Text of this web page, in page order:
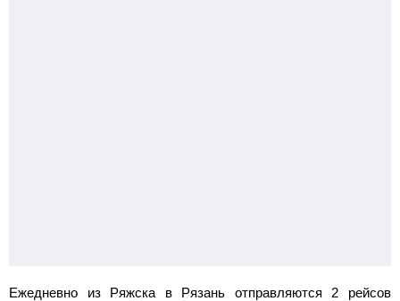
Ежедневно из Ряжска в Рязань отправляются 2 рейсов